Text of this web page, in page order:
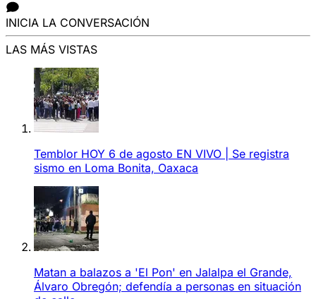
INICIA LA CONVERSACIÓN
LAS MÁS VISTAS
Temblor HOY 6 de agosto EN VIVO | Se registra
sismo en Loma Bonita, Oaxaca
Matan a balazos a 'El Pon' en Jalalpa el Grande,
Álvaro Obregón; defendía a personas en situación